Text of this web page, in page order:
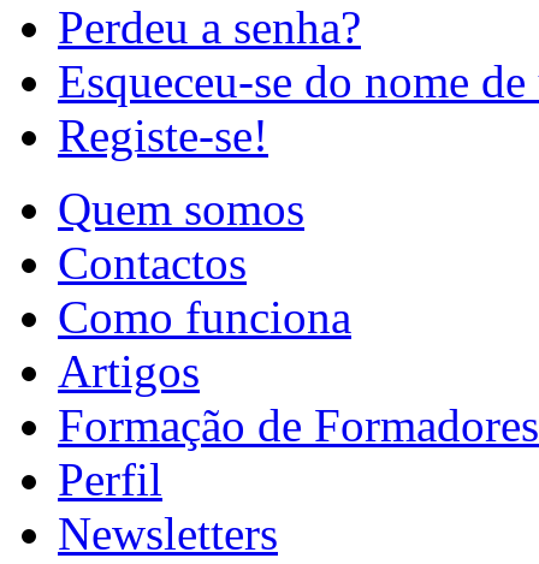
Perdeu a senha?
Esqueceu-se do nome
Registe-se!
Quem somos
Contactos
Como funciona
Artigos
Formação de Formadores
Perfil
Newsletters